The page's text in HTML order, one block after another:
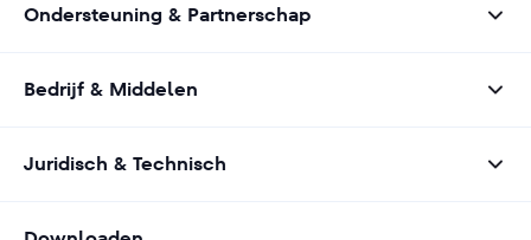
Ondersteuning & Partnerschap
Bedrijf & Middelen
Juridisch & Technisch